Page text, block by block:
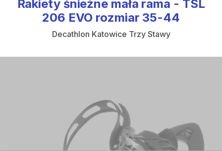
Rakiety śnieżne mała rama - TSL
206 EVO rozmiar 35-44
Decathlon Katowice Trzy Stawy